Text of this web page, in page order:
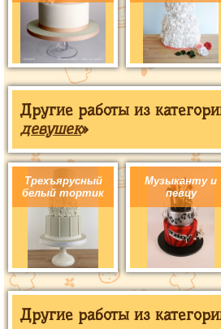
Другие работы из
девушек»
Трехъярусный
белый тортик
Музыканту и
певцу
Другие работы из